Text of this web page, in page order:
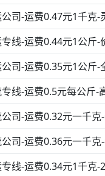
司-运费0.47元1千克-
线-运费0.44元1公斤-
司-运费0.35元1公斤-
线-运费0.5元每公斤-
司-运费0.32元一千克
司-运费0.36元一千克
线-运费0.34元1千克-